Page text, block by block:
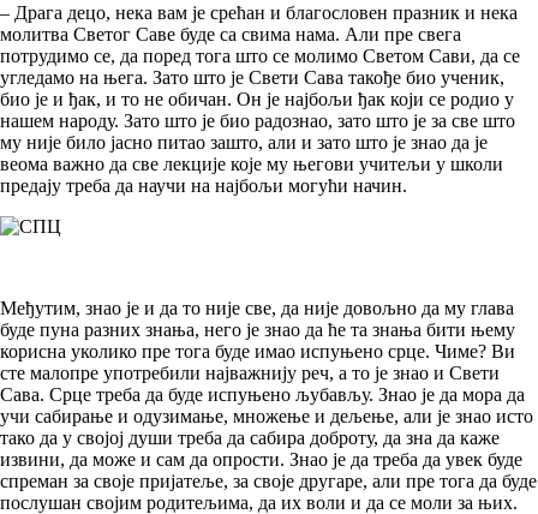
– Драга децо, нека вам је срећан и благословен празник и нека
молитва Светог Саве буде са свима нама. Али пре свега
потрудимо се, да поред тога што се молимо Светом Сави, да се
угледамо на њега. Зато што је Свети Сава такође био ученик,
био је и ђак, и то не обичан. Он је најбољи ђак који се родио у
нашем народу. Зато што је био радознао, зато што је за све што
му није било јасно питао зашто, али и зато што је знао да је
веома важно да све лекције које му његови учитељи у школи
предају треба да научи на најбољи могући начин.
Међутим, знао је и да то није све, да није довољно да му глава
буде пуна разних знања, него је знао да ће та знања бити њему
корисна уколико пре тога буде имао испуњено срце. Чиме? Ви
сте малопре употребили најважнију реч, а то је знао и Свети
Сава. Срце треба да буде испуњено љубављу. Знао је да мора да
учи сабирање и одузимање, множење и дељење, али је знао исто
тако да у својој души треба да сабира доброту, да зна да каже
извини, да може и сам да опрости. Знао је да треба да увек буде
спреман за своје пријатеље, за своје другаре, али пре тога да буде
послушан својим родитељима, да их воли и да се моли за њих.